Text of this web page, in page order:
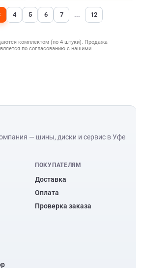
4 5 6 7 ... 12
комплектом (по 4 штуки). Продажа
по согласованию с нашими
— шины, диски и сервис в Уфе
ПОКУПАТЕЛЯМ
Доставка
Оплата
Проверка заказа